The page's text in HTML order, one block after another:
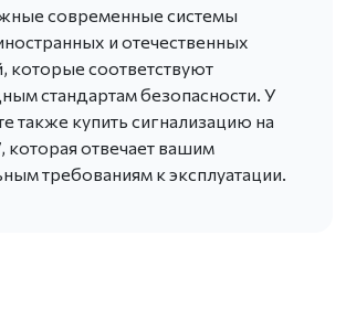
современные системы
и отечественных
которые соответствуют
стандартам безопасности. У
также купить сигнализацию на
которая отвечает вашим
требованиям к эксплуатации.